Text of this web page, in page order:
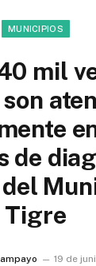
MUNICIPIOS
mil
de
Tigre
19 de